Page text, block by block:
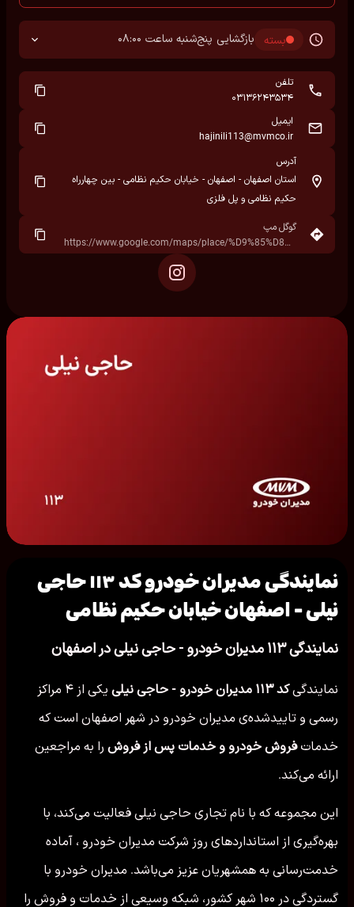
بسته بازگشایی پنج‌شنبه ساعت 08:00
تلفن
03136243534
ایمیل
hajinili113@mvmco.ir
آدرس
استان اصفهان - اصفهان - خیابان حکیم نظامی - بین چهارراه
حکیم نظامی و پل فلزی
گوگل مپ
https://www.google.com/maps/place/%D9%85%D8%AF%DB%8C%D8%B1%D8%A7%D9%86+%D8%AE%D9%88%D8%AF%D8%B1%D9%88%E2%80%AD/data=!4m7!3m6!1s0x3fbc37f3aab53d95:0xe19b4ef8938453ac!8m2!3d32.6390095!4d51.653536!16s%2Fg%2F11n0ztbygg!19sChIJlT21qvM3vD8RrFOEk_hOm-E?hl=fa&rclk=1
نمایندگی مدیران خودرو کد ۱۱۳ حاجی
نیلی - اصفهان خیابان حکیم نظامی
نمایندگی ۱۱۳ مدیران خودرو - حاجی نیلی در اصفهان
نمایندگیکد ۱۱۳ مدیران خودرو - حاجی نیلی
یکی از ۴ مراکز
رسمی و تاییدشده‌ی مدیران خودرو در شهر اصفهان است که
خدماتفروش خودرو و خدمات پس از فروش را به مراجعین
ارائه می‌کند.
این مجموعه که با نام تجاری حاجی نیلی فعالیت می‌کند، با
بهره‌گیری از استانداردهای روز شرکت مدیران خودرو ، آماده
خدمت‌رسانی به همشهریان عزیز می‌باشد. مدیران خودرو با
گستردگی در ۱۰۰ شهر کشور، شبکه وسیعی از خدمات و فروش را